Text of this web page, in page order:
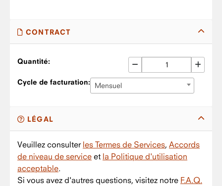
CONTRACT
Quantité:
Cycle de facturation: Mensuel
LÉGAL
Veuillez consulter les Termes de Services, Accords
de niveau de service et la Politique d'utilisation
acceptable.
Si vous avez d'autres questions, visitez notre F.A.Q.